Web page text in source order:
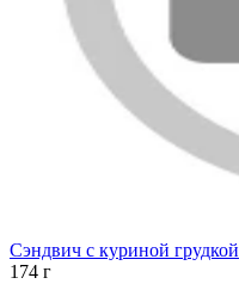
Сэндвич с куриной грудкой
174 г